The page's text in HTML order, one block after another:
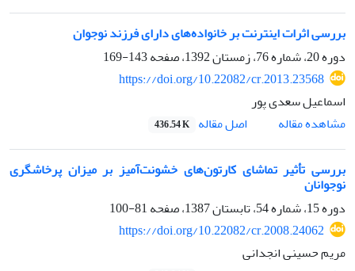
بررسی اثرات اینترنت بر خانواده‌های دارای فرزند نوجوان
دوره 20، شماره 76، زمستان 1392، صفحه
143-169
https://doi.org/10.22082/cr.2013.23568
اسماعیل سعدی پور
مشاهده مقاله
اصل مقاله 436.54 K
بررسی تأثیر تماشای کارتون‌های خشونت‌آمیز بر میزان پرخاشگری
نوجوانان
دوره 15، شماره 54، تابستان 1387، صفحه
81-100
https://doi.org/10.22082/cr.2008.24062
مریم حسینی انجدانی